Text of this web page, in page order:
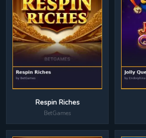
Respin Riches
BetGames